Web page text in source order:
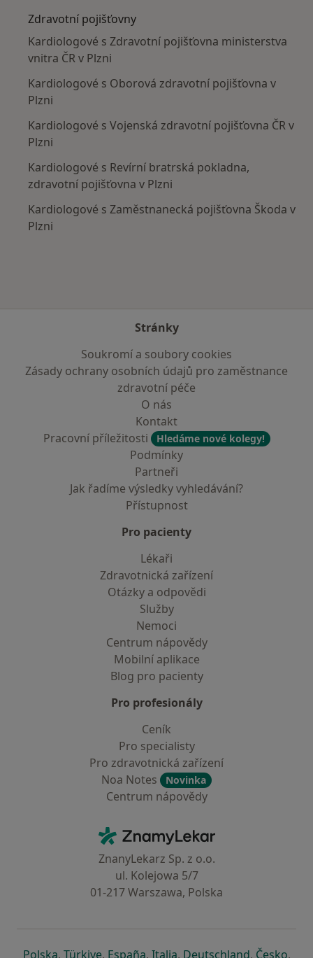
Zdravotní pojišťovny
Kardiologové s Zdravotní pojišťovna ministerstva
vnitra ČR v Plzni
Kardiologové s Oborová zdravotní pojišťovna v
Plzni
Kardiologové s Vojenská zdravotní pojišťovna ČR v
Plzni
Kardiologové s Revírní bratrská pokladna,
zdravotní pojišťovna v Plzni
Kardiologové s Zaměstnanecká pojišťovna Škoda v
Plzni
Stránky
Soukromí a soubory cookies
Zásady ochrany osobních údajů pro zaměstnance
zdravotní péče
O nás
Kontakt
Pracovní příležitosti
Hledáme nové kolegy!
Podmínky
Partneři
Jak řadíme výsledky vyhledávání?
Přístupnost
Pro pacienty
Lékaři
Zdravotnická zařízení
Otázky a odpovědi
Služby
Nemoci
Centrum nápovědy
Mobilní aplikace
Blog pro pacienty
Pro profesionály
Ceník
Pro specialisty
Pro zdravotnická zařízení
Noa Notes
Novinka
Centrum nápovědy
ZnamyLekar - Hlavní stránka
ZnanyLekarz Sp. z o.o.
ul. Kolejowa 5/7
01-217 Warszawa, Polska
Polskase otevře v nové záložce
, Türkiyese otevře v nové záložce
, Españase otevře v nové záložce
, Italiase otevře v nové záložce
, Deutschlandse otevře v
, Českose
,